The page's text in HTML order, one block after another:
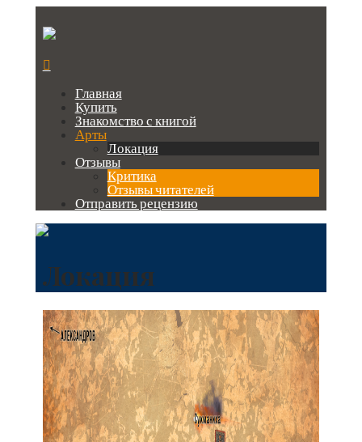
Главная
Купить
Знакомство с книгой
Арты
Локация
Отзывы
Критика
Отзывы читателей
Отправить рецензию
Локация